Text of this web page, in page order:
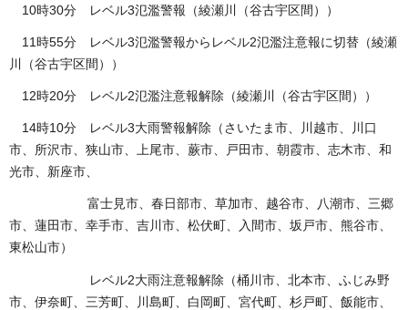
10時30分 レベル3氾濫警報（綾瀬川（谷古宇区間））
11時55分 レベル3氾濫警報からレベル2氾濫注意報に切替（綾瀬
川（谷古宇区間））
12時20分 レベル2氾濫注意報解除（綾瀬川（谷古宇区間））
14時10分 レベル3大雨警報解除（さいたま市、川越市、川口
市、所沢市、狭山市、上尾市、蕨市、戸田市、朝霞市、志木市、和
光市、新座市、
富士見市、春日部市、草加市、越谷市、八潮市、三郷
市、蓮田市、幸手市、吉川市、松伏町、入間市、坂戸市、熊谷市、
東松山市）
レベル2大雨注意報解除（桶川市、北本市、ふじみ野
市、伊奈町、三芳町、川島町、白岡町、宮代町、杉戸町、飯能市、